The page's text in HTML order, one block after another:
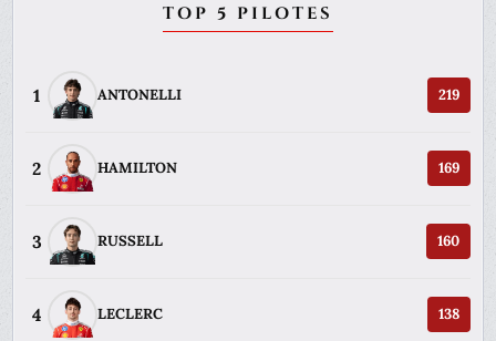
TOP 5 PILOTES
1 ANTONELLI 219
2 HAMILTON 169
3 RUSSELL 160
4 LECLERC 138